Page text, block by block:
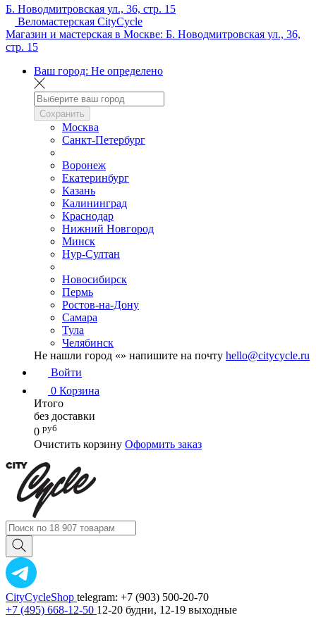
Б. Новодмитровская ул., 36, стр. 15
Веломастерская CityCycle
Магазин и мастерская в Москве: Б. Новодмитровская ул., 36,
стр. 15
Ваш город: Не определено
Сохранить
Москва
Санкт-Петербург
Воронеж
Екатеринбург
Казань
Калининград
Краснодар
Нижний Новгород
Минск
Нур-Султан
Новосибирск
Пермь
Ростов-на-Дону
Самара
Тула
Челябинск
Не нашли город «» напишите на почту hello@citycycle.ru
Войти
0 Корзина
Итого
без доставки
0 руб
Очистить корзину Оформить заказ
CityCycleShop telegram: +7 (903) 500-20-70
+7 (495) 668-12-50 12-20 будни, 12-19 выходные